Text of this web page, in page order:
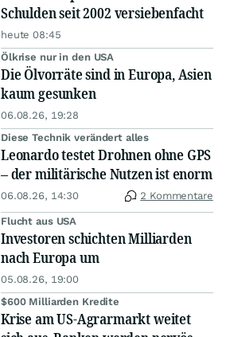
Schulden seit 2002 versiebenfacht
heute 08:45
Ölkrise nur in den USA
Die Ölvorräte sind in Europa, Asien
kaum gesunken
06.08.26, 19:28
Diese Technik verändert alles
Leonardo testet Drohnen ohne GPS
– der militärische Nutzen ist enorm
06.08.26, 14:30 2 Kommentare
Flucht aus USA
Investoren schichten Milliarden
nach Europa um
05.08.26, 19:00
$600 Milliarden Kredite
Krise am US-Agrarmarkt weitet